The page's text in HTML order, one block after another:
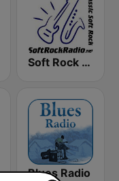
Soft Rock Radio
Blues Radio